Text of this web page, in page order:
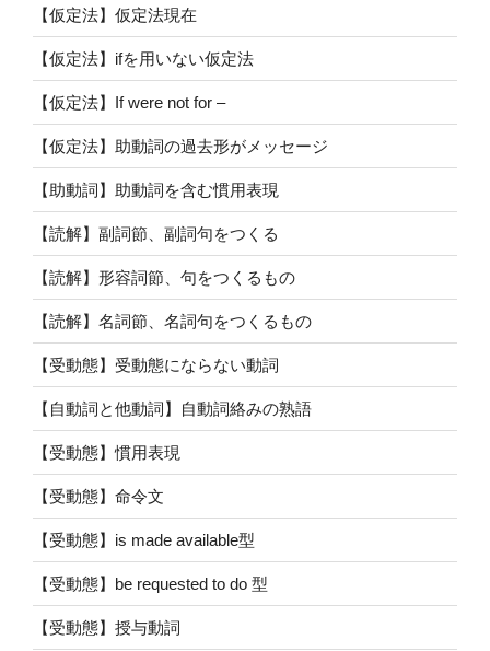
【仮定法】仮定法現在
【仮定法】ifを用いない仮定法
【仮定法】If were not for –
【仮定法】助動詞の過去形がメッセージ
【助動詞】助動詞を含む慣用表現
【読解】副詞節、副詞句をつくる
【読解】形容詞節、句をつくるもの
【読解】名詞節、名詞句をつくるもの
【受動態】受動態にならない動詞
【自動詞と他動詞】自動詞絡みの熟語
【受動態】慣用表現
【受動態】命令文
【受動態】is made available型
【受動態】be requested to do 型
【受動態】授与動詞